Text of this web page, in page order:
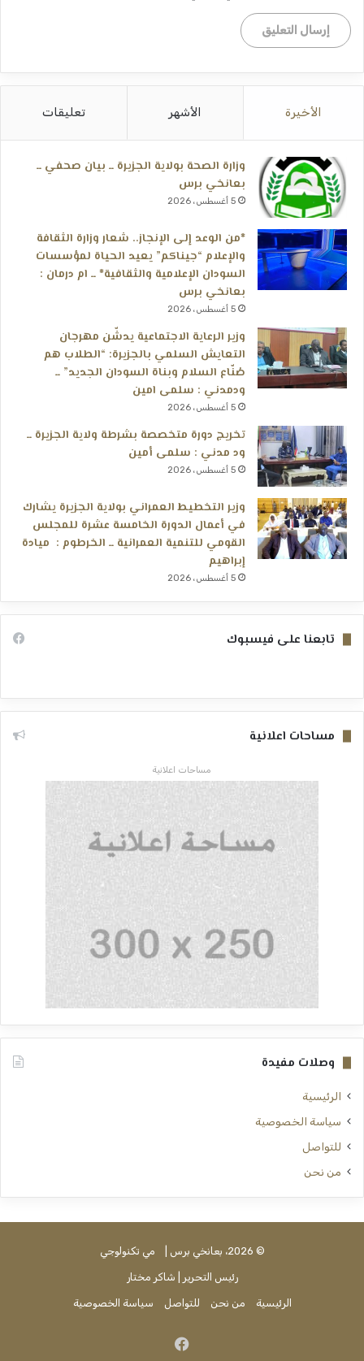
الأخيرة الأشهر تعليقات
وزارة الصحة بولاية الجزيرة ــ بيان صحفي ــ
بعانخي برس
5 أغسطس، 2026
*من الوعد إلى الإنجاز.. شعار وزارة الثقافة
والإعلام “جيناكم” يعيد الحياة لمؤسسات
السودان الإعلامية والثقافية* ــ ام درمان :
بعانخي برس
5 أغسطس، 2026
وزير الرعاية الاجتماعية يدشّن مهرجان
التعايش السلمي بالجزيرة: “الطلاب هم
صُنّاع السلام وبناة السودان الجديد” ــ
ودمدني : سلمى امين
5 أغسطس، 2026
تخريج دورة متخصصة بشرطة ولاية الجزيرة ــ
ود مدني : سلمى أمين
5 أغسطس، 2026
وزير التخطيط العمراني بولاية الجزيرة يشارك
في أعمال الدورة الخامسة عشرة للمجلس
القومي للتنمية العمرانية ــ الخرطوم : ميادة
إبراهيم
5 أغسطس، 2026
تابعنا على فيسبوك
مساحات اعلانية
مساحات اعلانية
وصلات مفيدة
الرئيسية
سياسة الخصوصية
للتواصل
من نحن
© 2026، بعانخي برس | مي تكنولوجي
رئيس التحرير | شاكر مختار
الرئيسية من نحن للتواصل سياسة الخصوصية